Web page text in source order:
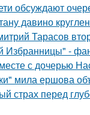
обсуждают
давино
Тарасов
Избранницы" -
с дочерью
мила ершова
страх перед